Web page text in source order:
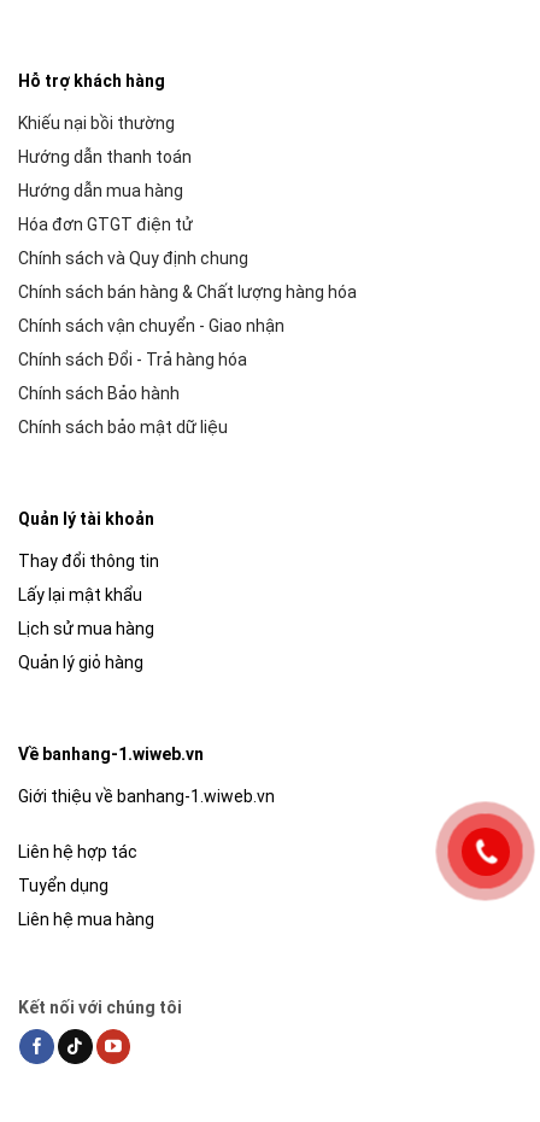
Hỗ trợ khách hàng
Khiếu nại bồi thường
Hướng dẫn thanh toán
Hướng dẫn mua hàng
Hóa đơn GTGT điện tử
Chính sách và Quy định chung
Chính sách bán hàng & Chất lượng hàng hóa
Chính sách vận chuyển - Giao nhận
Chính sách Đổi - Trả hàng hóa
Chính sách Bảo hành
Chính sách bảo mật dữ liệu
Quản lý tài khoản
Thay đổi thông tin
Lấy lại mật khẩu
Lịch sử mua hàng
Quản lý giỏ hàng
Về banhang-1.wiweb.vn
Giới thiệu về banhang-1.wiweb.vn
Liên hệ hợp tác
Tuyển dụng
Liên hệ mua hàng
Kết nối với chúng tôi